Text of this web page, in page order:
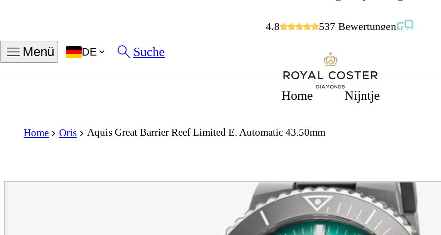
Menü DE Suche
Home Nijntje
Home Oris Aquis Great Barrier Reef Limited E. Automatic 43.50mm